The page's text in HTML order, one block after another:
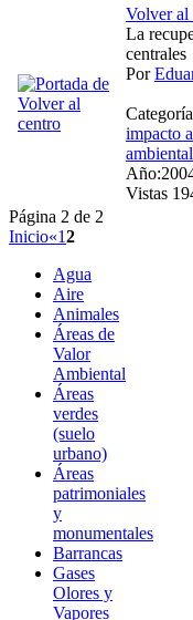
Volver al
La
centrales
Por
Categoría
impacto
ambiental
Vistas
Página 2 de 2
Inicio«12
Agua
Aire
Animales
Áreas de
Valor
Ambiental
Áreas
verdes
(suelo
urbano)
Áreas
patrimoniales
y
monumentales
Barrancas
Gases
Olores y
Vapores